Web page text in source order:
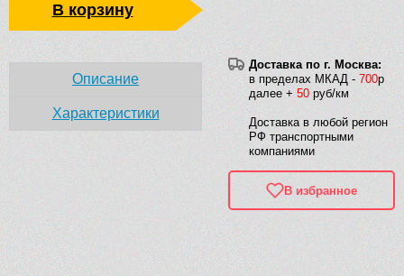
В корзину
Доставка по г. Москва:
в пределах МКАД - 700р
далее + 50 руб/км
Доставка в любой регион
РФ транспортными
компаниями
В избранное
Описание
Характеристики